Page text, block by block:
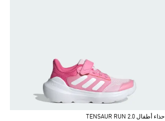
حذاء أطفال TENSAUR RUN 2.0